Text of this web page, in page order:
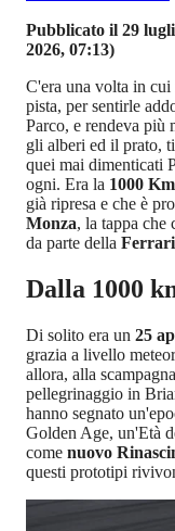
Pubblicato il 29
2026, 07:13)
C'era una volta in
pista, per sentirle
Parco, e rendeva più
gli alberi ed il prato,
quei mai dimenticati
ogni. Era la 1000
già ripresa e che è
Monza, la tappa che
da parte della Ferrari
Dalla 1000
Di solito era un 25
grazia a livello
allora, alla
pellegrinaggio in
hanno segnato
Golden Age, un'Età
come nuovo
questi prototipi